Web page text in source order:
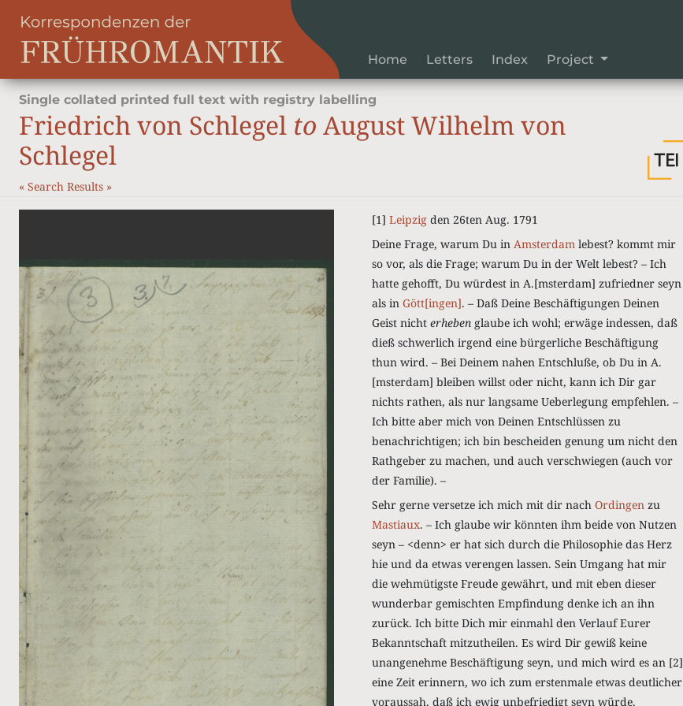
Home Letters Index Project
Single collated printed full text with registry labelling
Friedrich von Schlegel to August Wilhelm von
Schlegel
« Search Results »
[1] Leipzigden 26ten Aug. 1791
Deine Frage, warum Du in Amsterdamlebest? kommt mir
so vor, als die Frage; warum Du in der Welt lebest? – Ich
hatte gehofft, Du würdest in A.[msterdam] zufriedner seyn
als in Gött[ingen]. – Daß Deine Beschäftigungen Deinen
Geist nicht erhebenglaube ich wohl; erwäge indessen, daß
dieß schwerlich irgend eine bürgerliche Beschäftigung
thun wird. – Bei Deinem nahen Entschluße, ob Du in A.
[msterdam] bleiben willst oder nicht, kann ich Dir gar
nichts rathen, als nur langsame Ueberlegung empfehlen. –
Ich bitte aber mich von Deinen Entschlüssen zu
benachrichtigen; ich bin bescheiden genung um nicht den
Rathgeber zu machen, und auch verschwiegen (auch vor
der Familie). –
Sehr gerne versetze ich mich mit dir nach Ordingenzu
Mastiaux. – Ich glaube wir könnten ihm beide von Nutzen
seyn – <denn> er hat sich durch die Philosophie das Herz
hie und da etwas verengen lassen. Sein Umgang hat mir
die wehmütigste Freude gewährt, und mit eben dieser
wunderbar gemischten Empfindung denke ich an ihn
zurück. Ich bitte Dich mir einmahl den Verlauf Eurer
Bekanntschaft mitzutheilen. Es wird Dir gewiß keine
unangenehme Beschäftigung seyn, und mich wird es an [2]
eine Zeit erinnern, wo ich zum erstenmale etwas deutlicher
voraussah, daß ich ewig unbefriedigt seyn würde.